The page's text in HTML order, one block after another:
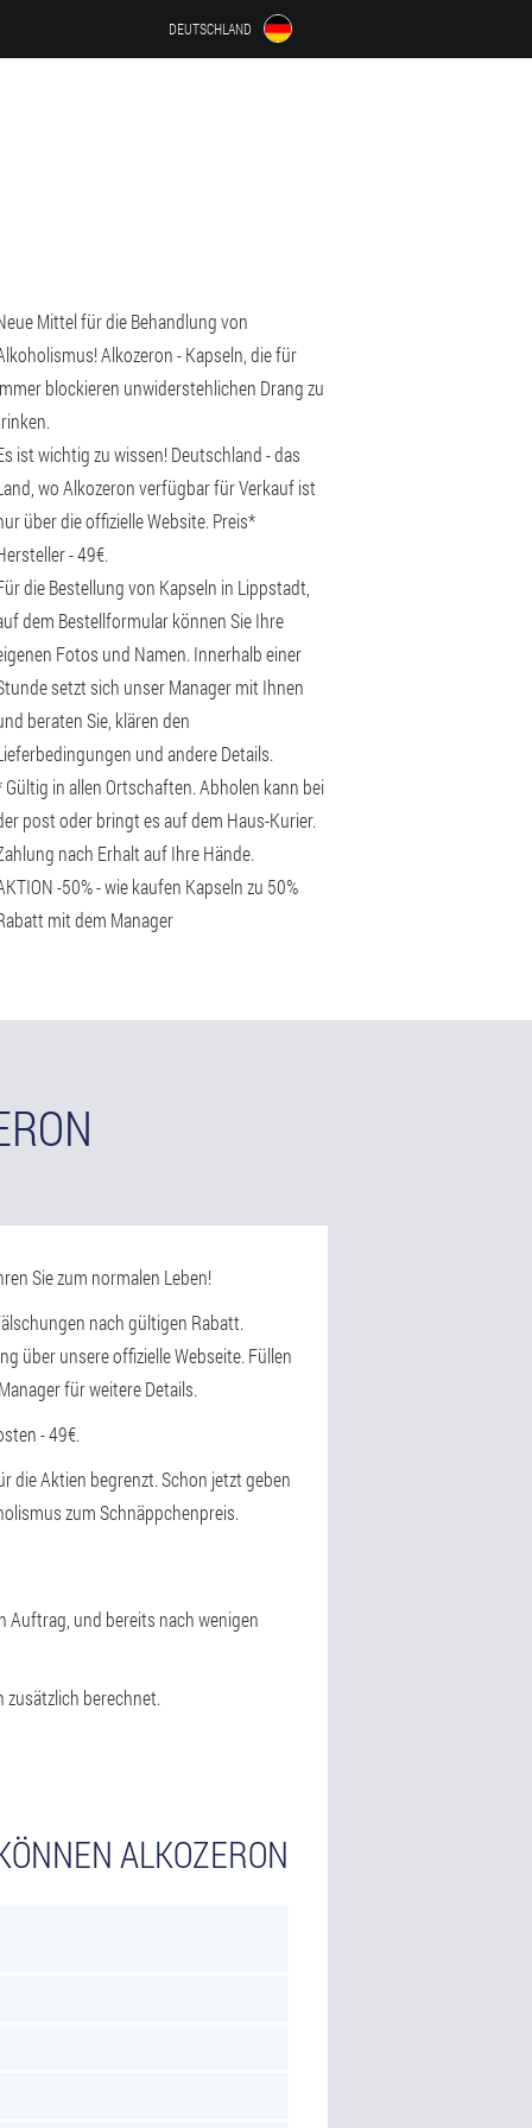
DEUTSCHLAND
Mittel für die Behandlung von
Alkozeron - Kapseln, die für
blockieren unwiderstehlichen Drang zu
ist wichtig zu wissen! Deutschland - das
wo Alkozeron verfügbar für Verkauf ist
über die offizielle Website. Preis*
- 49€.
die Bestellung von Kapseln in Lippstadt,
dem Bestellformular können Sie Ihre
Fotos und Namen. Innerhalb einer
setzt sich unser Manager mit Ihnen
beraten Sie, klären den
und andere Details.
Gültig in allen Ortschaften. Abholen kann bei
post oder bringt es auf dem Haus-Kurier.
nach Erhalt auf Ihre Hände.
-50% - wie kaufen Kapseln zu 50%
mit dem Manager
Sie zum normalen Leben!
nach gültigen Rabatt.
über unsere offizielle Webseite. Füllen
für weitere Details.
- 49€.
die Aktien begrenzt. Schon jetzt geben
zum Schnäppchenpreis.
Auftrag, und bereits nach wenigen
berechnet.
ALKOZERON